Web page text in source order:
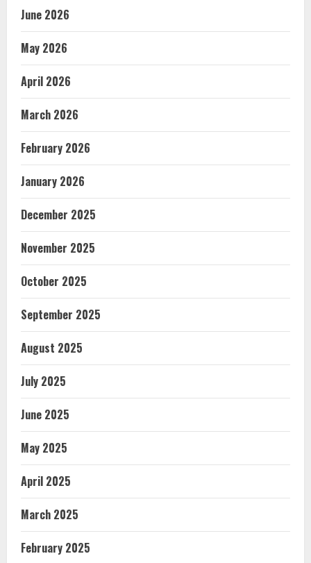
June 2026
May 2026
April 2026
March 2026
February 2026
January 2026
December 2025
November 2025
October 2025
September 2025
August 2025
July 2025
June 2025
May 2025
April 2025
March 2025
February 2025